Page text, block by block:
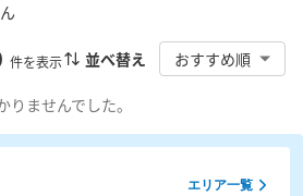
件を表示 並べ替え おすすめ順
ませんでした。
エリア一覧